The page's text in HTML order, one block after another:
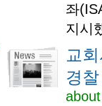
좌
지시
교
경